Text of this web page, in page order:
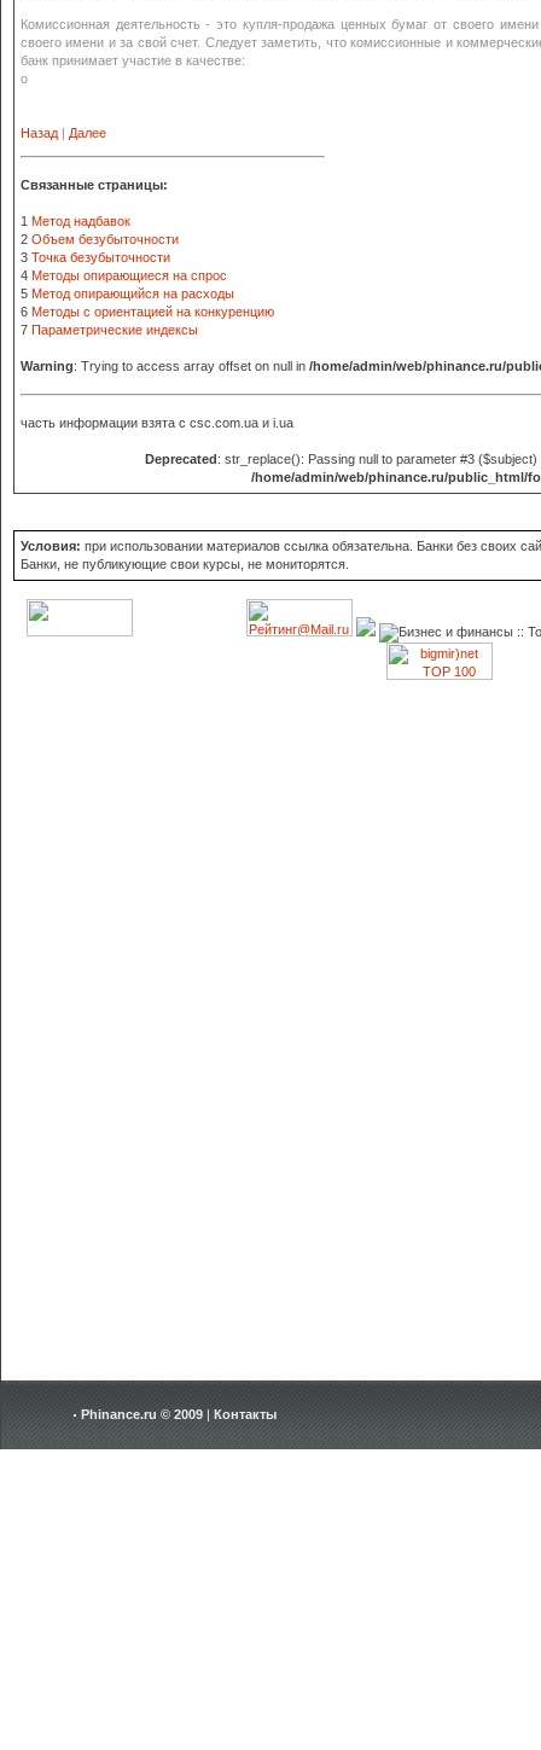
Комиссионная деятельность - это купля-продажа ценных бумаг от своего
своего имени и за свой счет. Следует заметить, что комиссионные и
банк принимает участие в качестве:
o
Назад | Далее
Связанные страницы:
1 Метод надбавок
2 Объем безубыточности
3 Точка безубыточности
4 Методы опирающиеся на спрос
5 Метод опирающийся на расходы
6 Методы с ориентацией на конкуренцию
7 Параметрические индексы
Warning: Trying to access array offset on null in /home/admin/web/phinance.ru/
часть информации взята с csc.com.ua и i.ua
Deprecated: str_replace(): Passing null to parameter #3
/home/admin/web/phinance.ru/public_html/
Условия: при использовании материалов ссылка обязательна. Банки без своих
Банки, не публикующие свои курсы, не мониторятся.
Phinance.ru © 2009 | Контакты